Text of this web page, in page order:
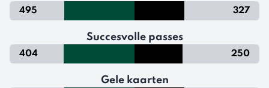
495 327
Succesvolle passes
404 250
Gele kaarten